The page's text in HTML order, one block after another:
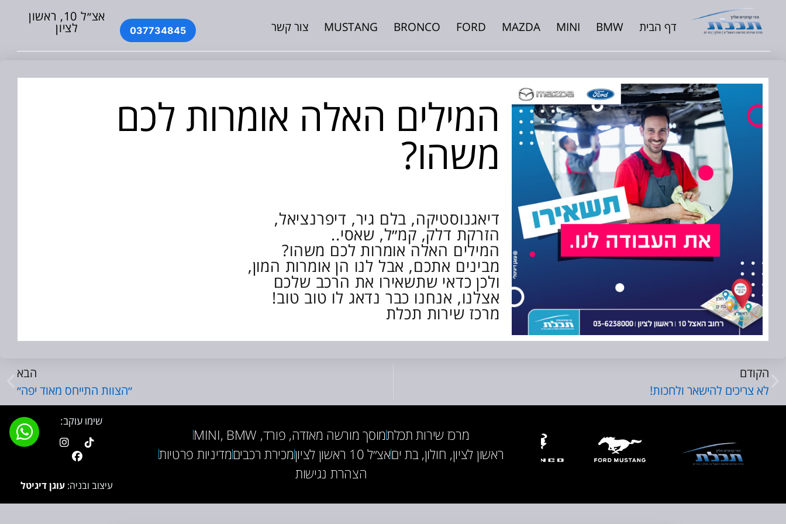
דף הבית BMW
MINI
MAZDA
FORD
BRONCO
MUSTANG צור קשר 037734845
אצ״ל 10, ראשון
לציון
המילים האלה אומרות לכם
משהו?
דיאגנוסטיקה, בלם גיר, דיפרנציאל,
הזרקת דלק, קמ״ל, שאסי..
המילים האלה אומרות לכם משהו?
מבינים אתכם, אבל לנו הן אומרות המון,
ולכן כדאי שתשאירו את הרכב שלכם
אצלנו, אנחנו כבר נדאג לו טוב טוב!
מרכז שירות תכלת
הקודם
לא צריכים להישאר ולחכות!
הבא
״הצוות התייחס מאוד יפה״
מרכז שירות תכלתמוסך מורשה מאזדה, פורד, MINI, BMW
ראשון לציון, חולון, בת יםאצ״ל 10 ראשון לציון מכירת רכביםמדיניות פרטיות
הצהרת נגישות
שימו עוקב:
עיצוב ובניה:עוגן דיגיטל